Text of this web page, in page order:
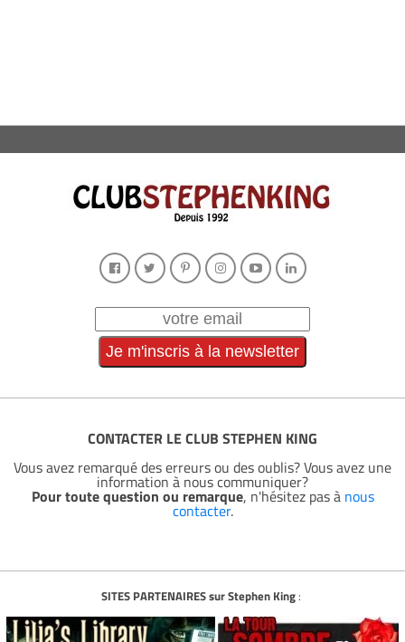
CONTACTER LE CLUB STEPHEN KING
Vous avez remarqué des erreurs ou des oublis? Vous avez une
information à nous communiquer?
Pour toute question ou remarque, n'hésitez pas à nous
contacter.
SITES PARTENAIRES sur Stephen King: